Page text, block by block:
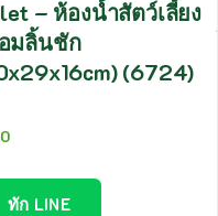
– ห้องน้ำสัตว์เลี้ยง
มลิ้นชัก
(6724)
ทัก LINE